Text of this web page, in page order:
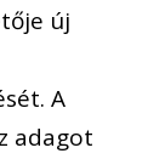
új
A
adagot